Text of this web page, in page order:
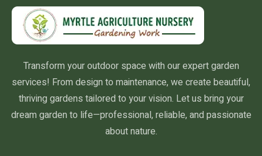
Transform your outdoor space with our expert garden
services! From design to maintenance, we create beautiful,
thriving gardens tailored to your vision. Let us bring your
dream garden to life—professional, reliable, and passionate
about nature.